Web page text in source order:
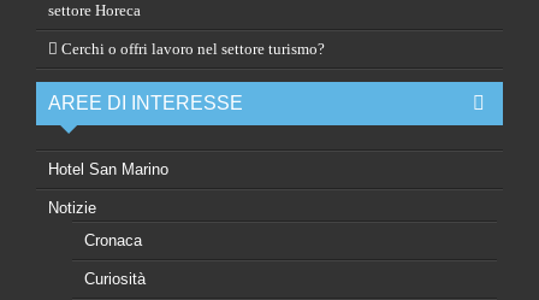
settore Horeca
Cerchi o offri lavoro nel settore turismo?
AREE DI INTERESSE
Hotel San Marino
Notizie
Cronaca
Curiosità